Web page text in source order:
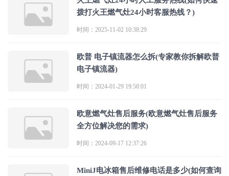
拨打火王燃气灶24小时客服热线？)
时间：2025-11-02 10:38:29
欧普 电子镇流器怎么拆(专家教你拆解欧普
电子镇流器)
时间：2024-01-29 19:58:01
欧意燃气灶售后服务(欧意燃气灶售后服务
全方位解决您的需求)
时间：2024-09-17 12:37:26
MiniJ电冰箱售后维修电话是多少(如何查询